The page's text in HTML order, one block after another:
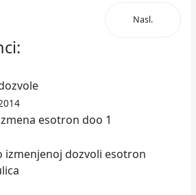
Nasl.
esotron doo 1
izmenjenoj dozvoli esotron